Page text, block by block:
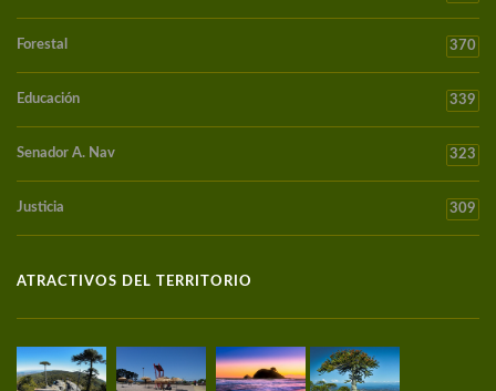
Forestal 370
Educación 339
Senador A. Nav 323
Justicia 309
ATRACTIVOS DEL TERRITORIO